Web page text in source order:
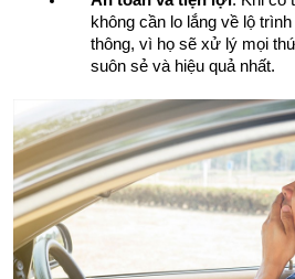
không cần lo lắng về lộ
thông, vì họ sẽ xử lý mọi
suôn sẻ và hiệu quả nhất.